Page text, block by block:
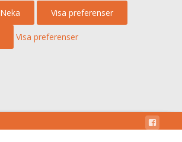
Neka Visa preferenser
Visa preferenser